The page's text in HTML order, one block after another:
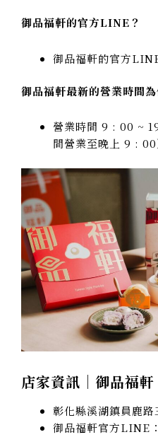
御品福軒的官方LINE？
御品福軒的官方
御品福軒最新的營業時間為
營業時間 9 : 00 ~
間營業至晚上 9 : 00
店家資訊｜御品福軒
彰化縣溪湖鎮員鹿
御品福軒官方LINE